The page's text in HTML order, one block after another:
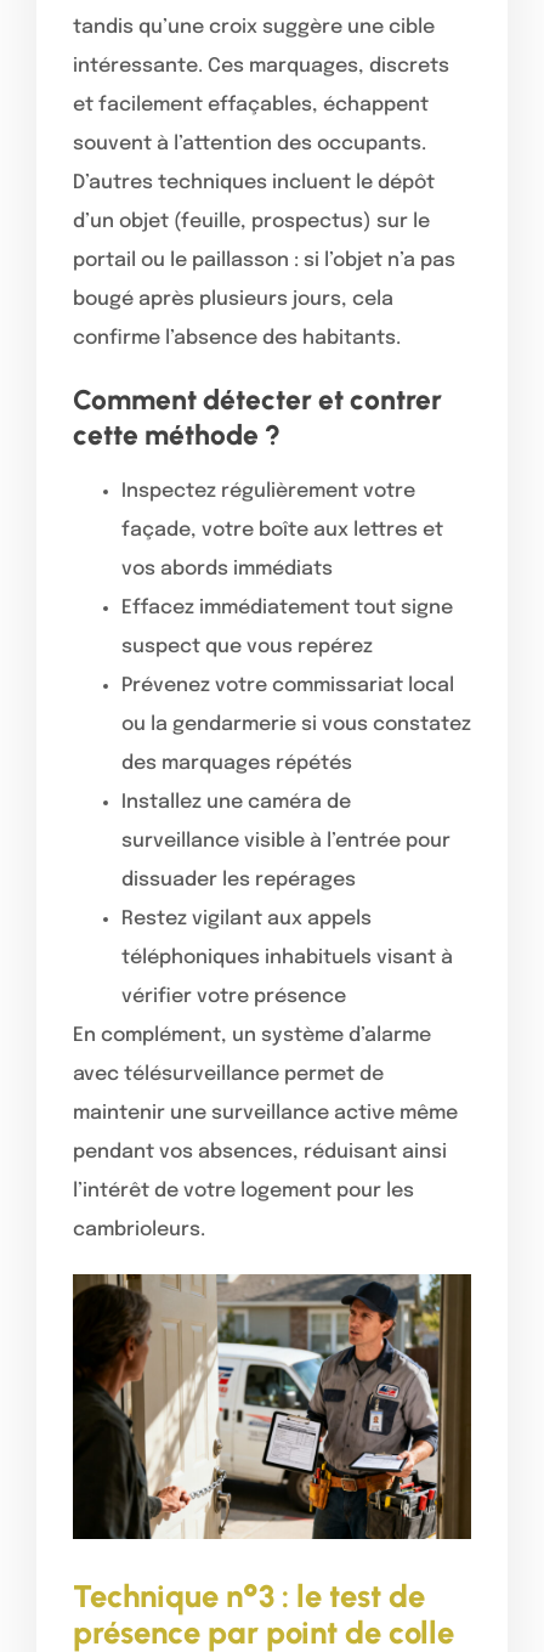
tandis qu’une croix suggère une cible
intéressante. Ces marquages, discrets
et facilement effaçables, échappent
souvent à l’attention des occupants.
D’autres techniques incluent le dépôt
d’un objet (feuille, prospectus) sur le
portail ou le paillasson : si l’objet n’a pas
bougé après plusieurs jours, cela
confirme l’absence des habitants.
Comment détecter et contrer
cette méthode ?
Inspectez régulièrement votre
façade, votre boîte aux lettres et
vos abords immédiats
Effacez immédiatement tout signe
suspect que vous repérez
Prévenez votre commissariat local
ou la gendarmerie si vous constatez
des marquages répétés
Installez une caméra de
surveillance visible à l’entrée pour
dissuader les repérages
Restez vigilant aux appels
téléphoniques inhabituels visant à
vérifier votre présence
En complément, un système d’alarme
avec télésurveillance permet de
maintenir une surveillance active même
pendant vos absences, réduisant ainsi
l’intérêt de votre logement pour les
cambrioleurs.
Technique n°3 : le test de
présence par point de colle